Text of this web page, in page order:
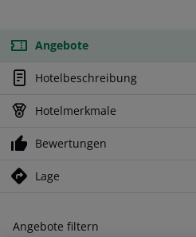
Angebote
Hotelbeschreibung
Hotelmerkmale
Bewertungen
Lage
Angebote filtern